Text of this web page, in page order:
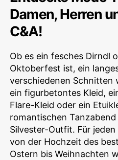
Damen, Herren
C&A!
Ob es ein fesches Dirndl
Oktoberfest ist, ein
verschiedenen Schnitten
ein figurbetontes Kleid,
Flare-Kleid oder ein
romantischen
Silvester-Outfit. Für
von der Hochzeit des
Ostern bis Weihnachten